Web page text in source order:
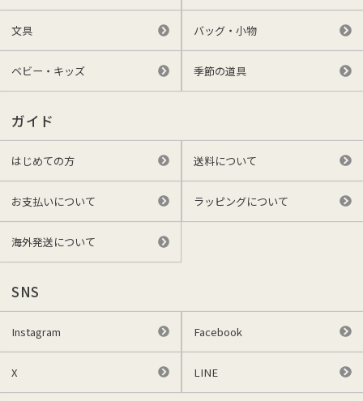
文具 バッグ・小物
ベビー・キッズ 季節の道具
ガイド
はじめての方 送料について
お支払いについて ラッピングについて
海外発送について
SNS
Instagram Facebook
X LINE